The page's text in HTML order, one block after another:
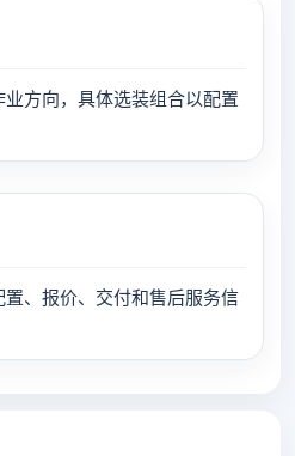
方向，具体选装组合以配置
、报价、交付和售后服务信